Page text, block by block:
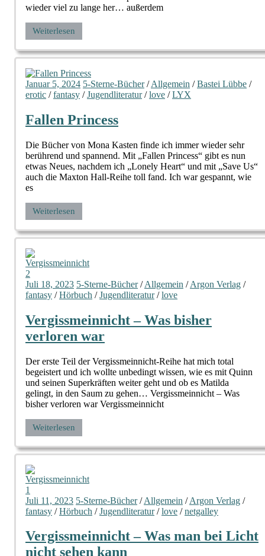
wieder viel zu lange her… außerdem
Weiterlesen
Januar 5, 2024 5-Sterne-Bücher/Allgemein /Bastei Lübbe /
erotic /fantasy /Jugendliteratur/love /LYX
Fallen Princess
Die Bücher von Mona Kasten finde ich immer wieder sehr
berührend und spannend. Mit „Fallen Princess“ gibt es nun
etwas Neues, nachdem ich „Lonely Heart“ und mit „Save Us“
auch die Maxton Hall-Reihe toll fand. Ich war gespannt, wie
es
Weiterlesen
Juli 18, 2023 5-Sterne-Bücher/Allgemein /Argon Verlag /
fantasy /Hörbuch /Jugendliteratur/love
Vergissmeinnicht – Was bisher
verloren war
Der erste Teil der Vergissmeinnicht-Reihe hat mich total
begeistert und ich wollte unbedingt wissen, wie es mit Quinn
und seinen Superkräften weiter geht und ob es Matilda
gelingt, in den Saum zu gehen… Vergissmeinnicht – Was
bisher verloren war Vergissmeinnicht
Weiterlesen
Juli 11, 2023 5-Sterne-Bücher/Allgemein /Argon Verlag /
fantasy /Hörbuch /Jugendliteratur/love /netgalley
Vergissmeinnicht – Was man bei Licht
nicht sehen kann